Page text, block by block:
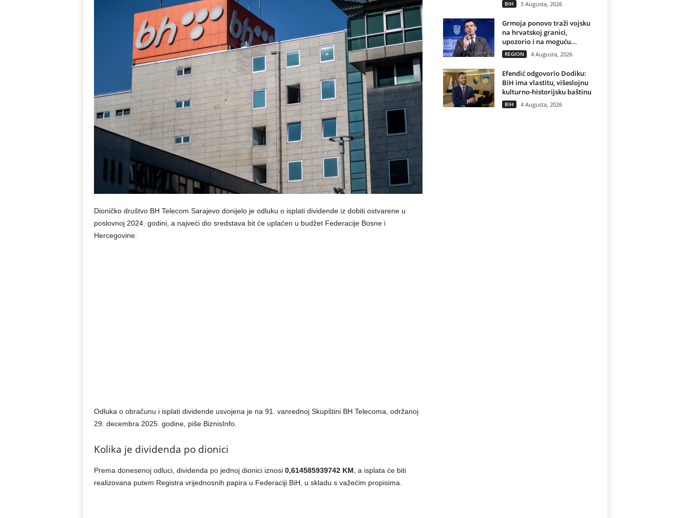
Dioničko društvo BH Telecom Sarajevo donijelo je odluku o isplati dividende iz dobiti ostvarene u
poslovnoj 2024. godini, a najveći dio sredstava bit će uplaćen u budžet Federacije Bosne i
Hercegovine.
Odluka o obračunu i isplati dividende usvojena je na 91. vanrednoj Skupštini BH Telecoma, održanoj
29. decembra 2025. godine, piše BiznisInfo.
Kolika je dividenda po dionici
Prema donesenoj odluci, dividenda po jednoj dionici iznosi 0,614585939742 KM , a isplata će biti
realizovana putem Registra vrijednosnih papira u Federaciji BiH, u skladu s važećim propisima.
BIH 5 Augusta, 2026
Grmoja ponovo traži vojsku
na hrvatskoj granici,
upozorio i na moguću...
REGION 4 Augusta, 2026
Efendić odgovorio Dodiku:
BiH ima vlastitu, višeslojnu
kulturno-historijsku baštinu
BIH 4 Augusta, 2026